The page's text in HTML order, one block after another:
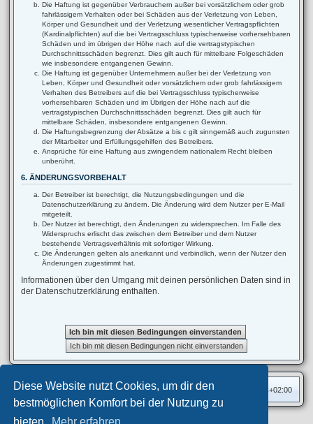
Diese Website nutzt Cookies, um dir den
bestmöglichen Komfort bei der Nutzung zu
Die Haftung ist gegenüber Verbrauchern außer bei vorsätzlichem oder grob
fahrlässigem Verhalten oder bei Schäden aus der Verletzung von Leben,
Körper und Gesundheit und der Verletzung wesentlicher Vertragspflichten
(Kardinalpflichten) auf die bei Vertragsschluss typischerweise vorhersehbaren
Schäden und im übrigen der Höhe nach auf die vertragstypischen
Durchschnittsschäden begrenzt. Dies gilt auch für mittelbare Folgeschäden
wie insbesondere entgangenen Gewinn.
Die Haftung ist gegenüber Unternehmern außer bei der Verletzung von
Leben, Körper und Gesundheit oder vorsätzlichem oder grob fahrlässigem
Verhalten des Betreibers auf die bei Vertragsschluss typischerweise
vorhersehbaren Schäden und im Übrigen der Höhe nach auf die
vertragstypischen Durchschnittsschäden begrenzt. Dies gilt auch für
mittelbare Schäden, insbesondere entgangenen Gewinn.
Die Haftungsbegrenzung der Absätze a bis c gilt sinngemäß auch zugunsten
der Mitarbeiter und Erfüllungsgehilfen des Betreibers.
Ansprüche für eine Haftung aus zwingendem nationalem Recht bleiben
unberührt.
6. ÄNDERUNGSVORBEHALT
Der Betreiber ist berechtigt, die Nutzungsbedingungen und die
Datenschutzerklärung zu ändern. Die Änderung wird dem Nutzer per E-Mail
mitgeteilt.
Der Nutzer ist berechtigt, den Änderungen zu widersprechen. Im Falle des
Widerspruchs erlischt das zwischen dem Betreiber und dem Nutzer
bestehende Vertragsverhältnis mit sofortiger Wirkung.
Die Änderungen gelten als anerkannt und verbindlich, wenn der Nutzer den
Änderungen zugestimmt hat.
Informationen über den Umgang mit deinen persönlichen Daten sind in
der Datenschutzerklärung enthalten.
Foren-Übersicht Alle Zeiten sind UTC+02:00